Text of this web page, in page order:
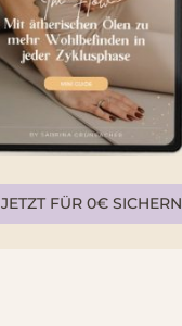
JETZT FÜR 0€ SICHERN